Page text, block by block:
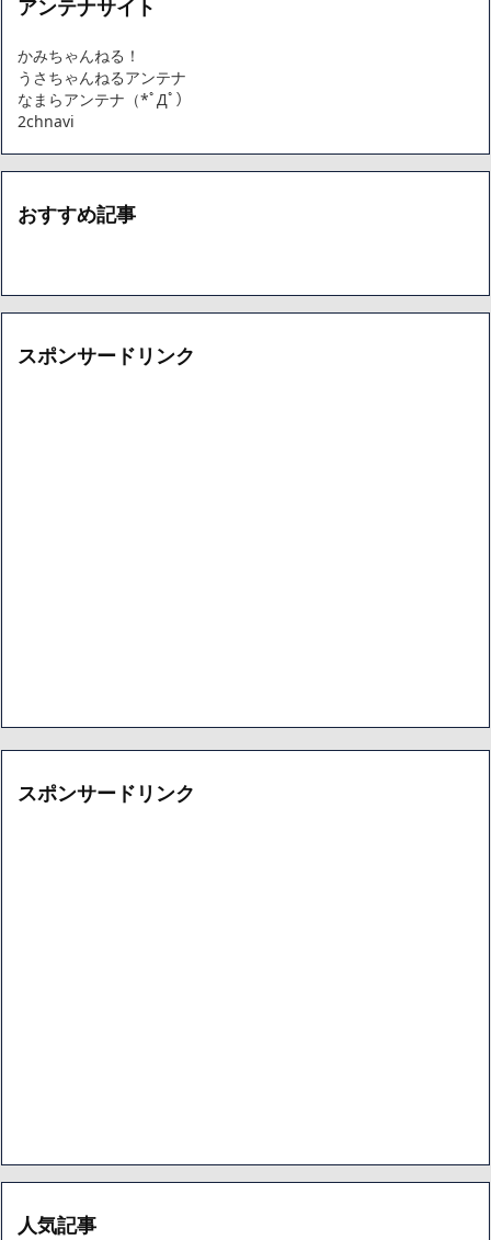
アンテナサイト
かみちゃんねる！
うさちゃんねるアンテナ
なまらアンテナ（*ﾟДﾟ）
2chnavi
おすすめ記事
スポンサードリンク
スポンサードリンク
人気記事